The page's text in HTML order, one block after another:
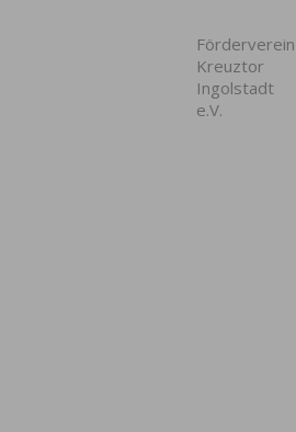
Förderverein
Kreuztor
Ingolstadt
e.V.